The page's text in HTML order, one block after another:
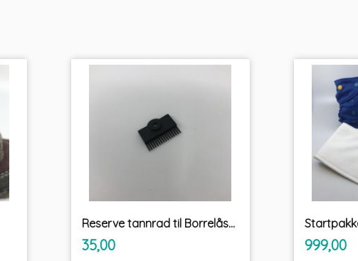
Reserve tannrad til Borrelåsrenser Burrfix
Pris
35,00mva.
Pris
999,00inkl.